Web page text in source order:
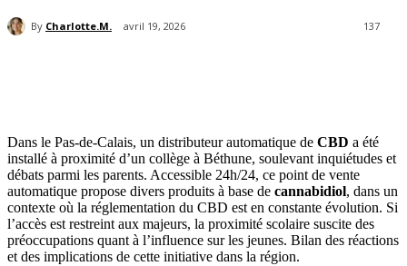
By Charlotte.M. avril 19, 2026 137
Dans le Pas-de-Calais, un distributeur automatique de CBD a été
installé à proximité d’un collège à Béthune, soulevant inquiétudes et
débats parmi les parents. Accessible 24h/24, ce point de vente
automatique propose divers produits à base de cannabidiol, dans un
contexte où la réglementation du CBD est en constante évolution. Si
l’accès est restreint aux majeurs, la proximité scolaire suscite des
préoccupations quant à l’influence sur les jeunes. Bilan des réactions
et des implications de cette initiative dans la région.